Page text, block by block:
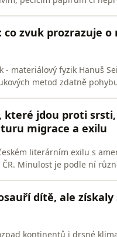
co zvuk prozrazuje
materiálový fyzik Hanuš
metod zdatně
které jdou proti
migrace a exilu
literárním exilu s
Minulost je podle ní
dítě, ale
kontinentů i drsné